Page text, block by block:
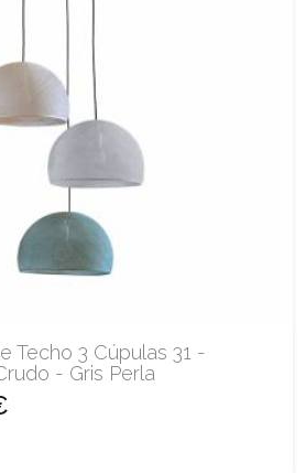
Techo 3 Cúpulas 31 -
- Gris Perla